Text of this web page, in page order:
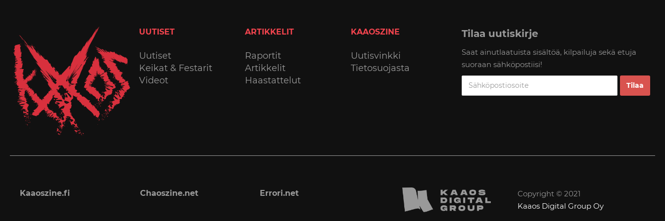
UUTISET
Uutiset
Keikat & Festarit
Videot
ARTIKKELIT
Raportit
Artikkelit
Haastattelut
KAAOSZINE
Uutisvinkki
Tietosuojasta
Tilaa uutiskirje
Saat ainutlaatuista sisältöä, kilpailuja sekä etuja
suoraan sähköpostiisi!
Kaaoszine.fi Chaoszine.net Errori.net
Copyright © 2021
Kaaos Digital Group Oy